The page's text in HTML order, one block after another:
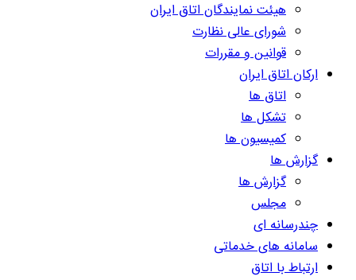
هیئت نمایندگان اتاق ایران
شورای عالی نظارت
قوانین و مقررات
ارکان اتاق ایران
اتاق ها
تشکل ها
کمیسیون ها
گزارش ها
گزارش ها
مجلس
چندرسانه ای
سامانه های خدماتی
ارتباط با اتاق